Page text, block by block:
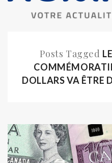
Posts Tagged
DOLLARS VA ÊTRE